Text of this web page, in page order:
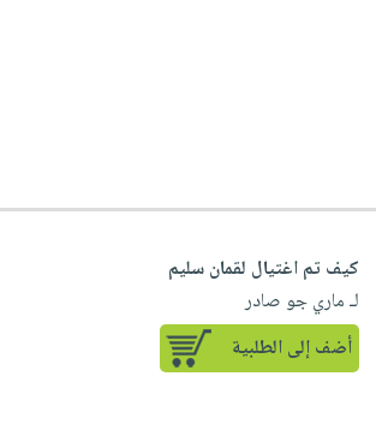
كيف تم اغتيال لقمان سليم
لـ ماري جو صادر
أضف إلى الطلبية